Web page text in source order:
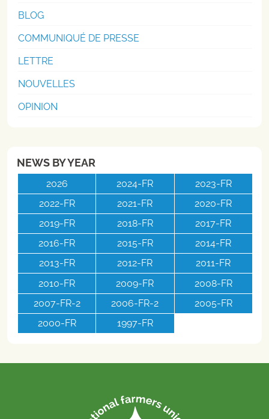
BLOG
COMMUNIQUÉ DE PRESSE
LETTRE
NOUVELLES
OPINION
NEWS BY YEAR
2026 2024-FR
2023-FR
2022-FR
2021-FR
2020-FR
2019-FR
2018-FR
2017-FR
2016-FR
2015-FR
2014-FR
2013-FR
2012-FR
2011-FR
2010-FR
2009-FR
2008-FR
2007-FR-2
2006-FR-2
2005-FR
2000-FR
1997-FR